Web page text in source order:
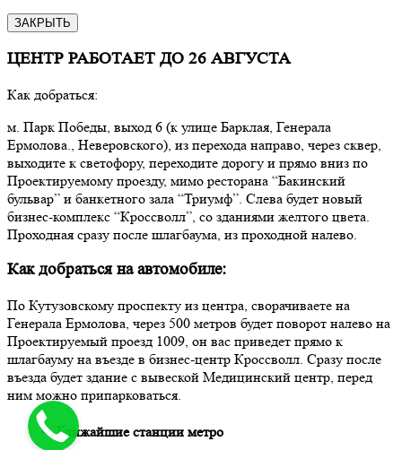
ЗАКРЫТЬ
ЦЕНТР РАБОТАЕТ ДО 26 АВГУСТА
Как добраться:
м. Парк Победы, выход 6 (к улице Барклая, Генерала
Ермолова., Неверовского), из перехода направо, через сквер,
выходите к светофору, переходите дорогу и прямо вниз по
Проектируемому проезду, мимо ресторана “Бакинский
бульвар” и банкетного зала “Триумф”. Слева будет новый
бизнес-комплекс “Кроссволл”, со зданиями желтого цвета.
Проходная сразу после шлагбаума, из проходной налево.
Как добраться на автомобиле:
По Кутузовскому проспекту из центра, сворачиваете на
Генерала Ермолова, через 500 метров будет поворот налево на
Проектируемый проезд 1009, он вас приведет прямо к
шлагбауму на въезде в бизнес-центр Кроссволл. Сразу после
въезда будет здание с вывеской Медицинский центр, перед
ним можно припарковаться.
Ближайшие станции метро